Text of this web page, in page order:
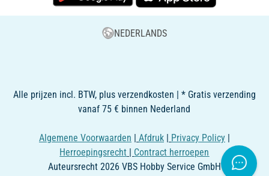
NEDERLANDS
Alle prijzen incl. BTW, plus verzendkosten | * Gratis verzending
vanaf 75 € binnen Nederland
Algemene Voorwaarden Afdruk Privacy Policy
Herroepingsrecht
Contract herroepen
Auteursrecht 2026 VBS Hobby Service GmbH